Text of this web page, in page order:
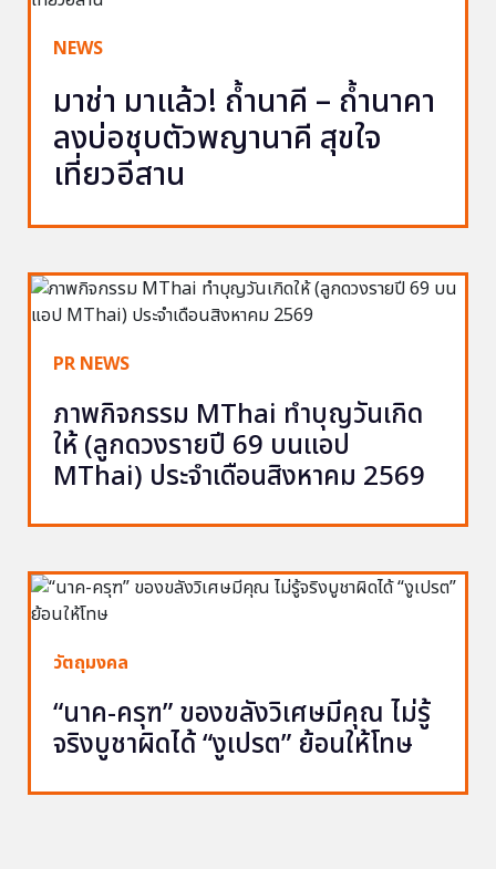
NEWS
มาช่า มาแล้ว! ถ้ำนาคี – ถ้ำนาคา
ลงบ่อชุบตัวพญานาคี สุขใจ
เที่ยวอีสาน
PR NEWS
ภาพกิจกรรม MThai ทำบุญวันเกิด
ให้ (ลูกดวงรายปี 69 บนแอป
MThai) ประจำเดือนสิงหาคม 2569
วัตถุมงคล
“นาค-ครุฑ” ของขลังวิเศษมีคุณ ไม่รู้
จริงบูชาผิดได้ “งูเปรต” ย้อนให้โทษ